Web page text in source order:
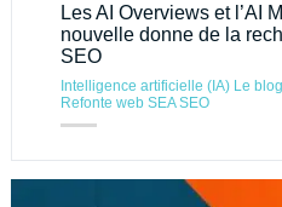
Les AI Overviews et l’AI
nouvelle donne de la
SEO
Intelligence artificielle (IA) Le
Refonte web SEA SEO